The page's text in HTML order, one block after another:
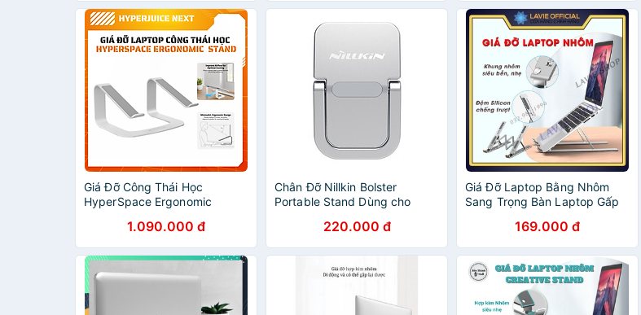
Giá Đỡ Công Thái Học
HyperSpace Ergonomic
- Hàng chính hãng
1.090.000 đ
Chân Đỡ Nillkin Bolster
Portable Stand Dùng cho
220.000 đ
Giá Đỡ Laptop Bằng Nhôm
Sang Trọng Bàn Laptop Gấp
Laptop Stand Tản Nhiệt
Laptop
169.000 đ